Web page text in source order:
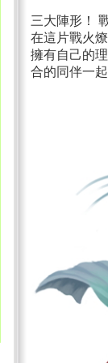
三大陣形！
在這片戰火
擁有自己的
合的同伴一